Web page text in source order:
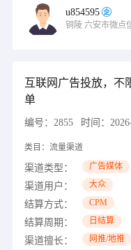
u854595
铜陵 六安市微点
互联网广告投放，不
单
编号： 2855 时间：
类目： 流量渠道
渠道类型： 广告媒体
渠道用户： 大众
结算方式： CPM
结算周期： 日结算
渠道擅长： 网推/地推